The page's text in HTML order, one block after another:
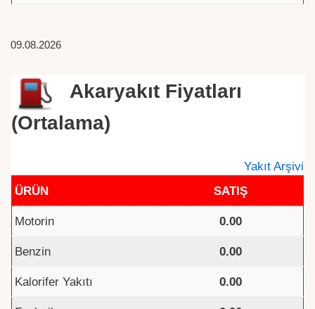
09.08.2026
Akaryakıt Fiyatları
(Ortalama)
Yakıt Arşivi
ÜRÜN
SATIŞ
Motorin 0.00
Benzin 0.00
Kalorifer Yakıtı 0.00